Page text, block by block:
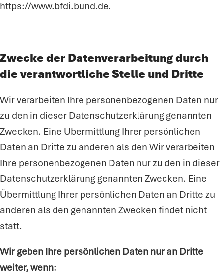
https://www.bfdi.bund.de.
Zwecke der Datenverarbeitung durch
die verantwortliche Stelle und Dritte
Wir verarbeiten Ihre personenbezogenen Daten nur
zu den in dieser Datenschutzerklärung genannten
Zwecken. Eine Ubermittlung Ihrer persönlichen
Daten an Dritte zu anderen als den Wir verarbeiten
Ihre personenbezogenen Daten nur zu den in dieser
Datenschutzerklärung genannten Zwecken. Eine
Übermittlung Ihrer persönlichen Daten an Dritte zu
anderen als den genannten Zwecken findet nicht
statt.
Wir geben Ihre persönlichen Daten nur an Dritte
weiter, wenn: